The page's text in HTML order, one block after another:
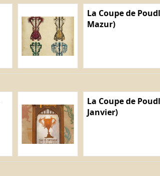
La Coupe de
Mazur)
La Coupe de
Janvier)